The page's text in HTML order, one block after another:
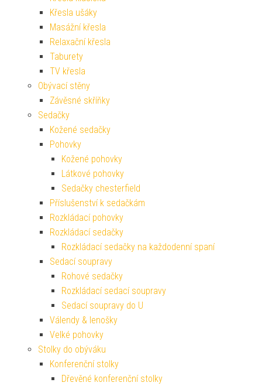
Křesla ušáky
Masážní křesla
Relaxační křesla
Taburety
TV křesla
Obývací stěny
Závěsné skříňky
Sedačky
Kožené sedačky
Pohovky
Kožené pohovky
Látkové pohovky
Sedačky chesterfield
Příslušenství k sedačkám
Rozkládací pohovky
Rozkládací sedačky
Rozkládací sedačky na každodenní spaní
Sedací soupravy
Rohové sedačky
Rozkládací sedací soupravy
Sedací soupravy do U
Válendy & lenošky
Velké pohovky
Stolky do obýváku
Konferenční stolky
Dřevěné konferenční stolky